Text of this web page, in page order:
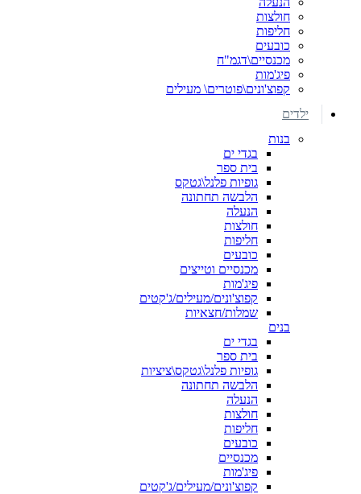
חולצות
חליפות
כובעים
מכנסיים\דגמ"ח
פיג'מות
קפוצ'ונים\פוטרים\ מעילים
ילדים
בנות
בגדי ים
בית ספר
גופיות פלנל\גטקס
הלבשה תחתונה
הנעלה
חולצות
חליפות
כובעים
מכנסיים וטייצים
פיג'מות
קפוצ'ונים/מעילים/ג'קטים
שמלות/חצאיות
בנים
בגדי ים
בית ספר
גופיות פלנל\גטקס\ציציות
הלבשה תחתונה
הנעלה
חולצות
חליפות
כובעים
מכנסיים
פיג'מות
קפוצ'ונים/מעילים/ג'קטים